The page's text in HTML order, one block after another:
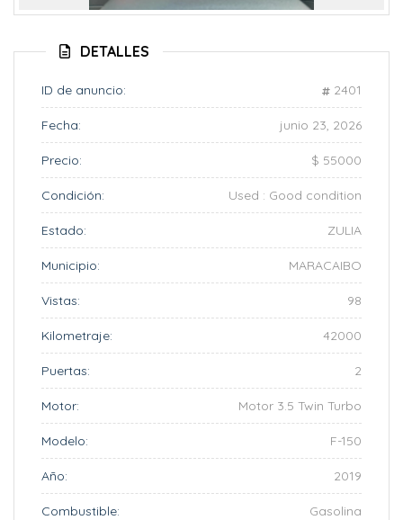
Anterior
DETALLES
ID de anuncio: 2401
Fecha: junio 23, 2026
Precio: $ 55000
Condición: Used : Good condition
Estado: ZULIA
Municipio: MARACAIBO
Vistas: 98
Kilometraje: 42000
Puertas: 2
Motor: Motor 3.5 Twin Turbo
Modelo: F-150
Año: 2019
Combustible: Gasolina